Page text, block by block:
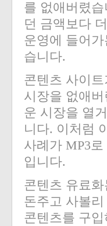
를 없애버렸
던 금액보다
운영에 들어
습니다.
콘텐츠 사이
시장을 없애
운 시장을 열
니다. 이처럼
사례가 MP3
입니다.
콘텐츠 유료
돈주고 사볼
콘텐츠를 구